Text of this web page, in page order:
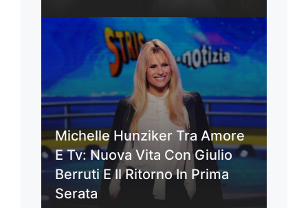
Michelle Hunziker Tra Amore
E Tv: Nuova Vita Con Giulio
Berruti E Il Ritorno In Prima
Serata